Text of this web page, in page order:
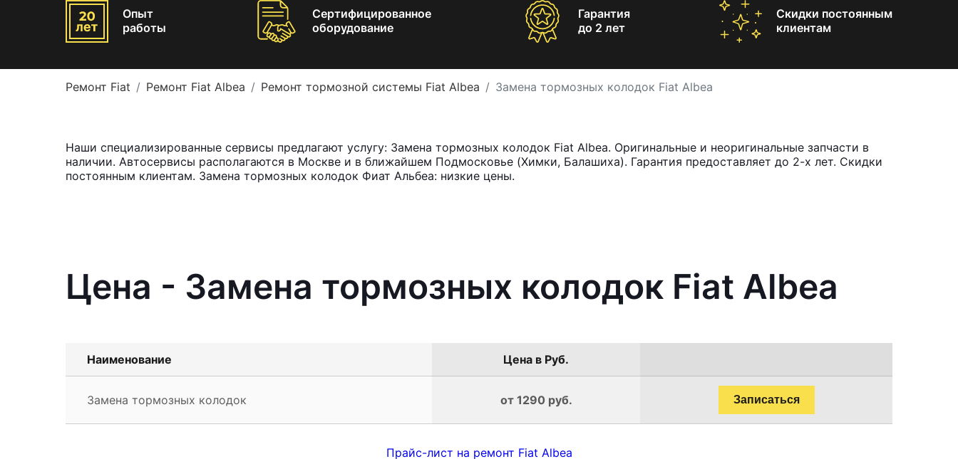
Опыт
работы
Сертифицированное
оборудование
Гарантия
до 2 лет
Скидки постоянным
клиентам
Ремонт Fiat Ремонт Fiat Albea Ремонт тормозной системы Fiat Albea Замена тормозных колодок Fiat Albea
Наши специализированные сервисы предлагают услугу: Замена тормозных колодок Fiat Albea. Оригинальные и неоригинальные запчасти в
наличии. Автосервисы располагаются в Москве и в ближайшем Подмосковье (Химки, Балашиха). Гарантия предоставляет до 2-х лет. Скидки
постоянным клиентам. Замена тормозных колодок Фиат Альбеа: низкие цены.
Цена - Замена тормозных колодок Fiat Albea
Наименование Цена в Руб.
Замена тормозных колодок от 1290 руб. Записаться
Прайс-лист на ремонт Fiat Albea